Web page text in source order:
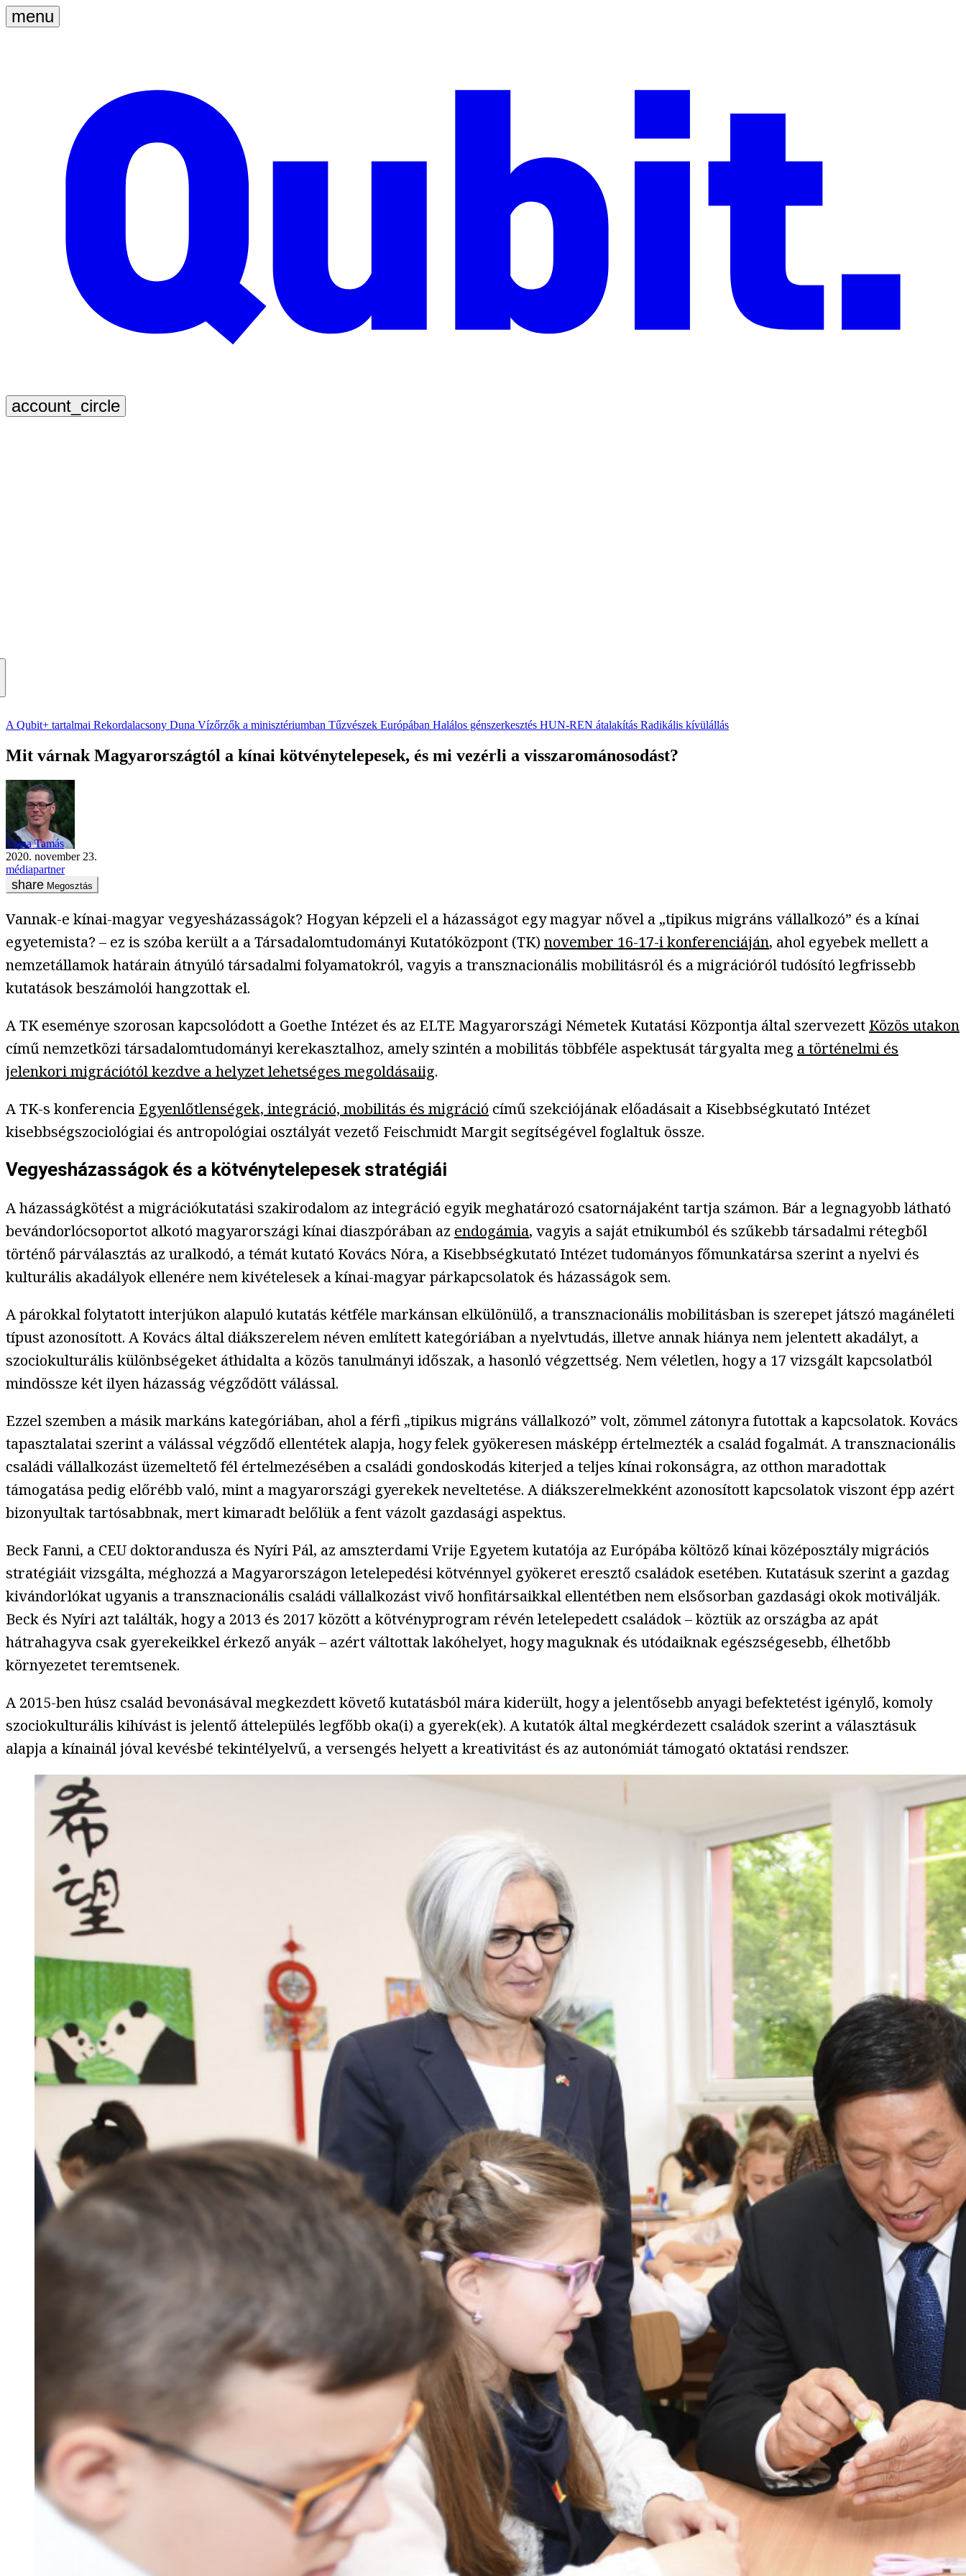
A Qubit+ tartalmai Rekordalacsony Duna Vízőrzők a minisztériumban Tűzvészek Európában Halálos génszerkesztés HUN-REN átalakítás Radikális kívülállás
Mit várnak Magyarországtól a kínai kötvénytelepesek, és mi vezérli a visszarománosodást?
Vajna Tamás
2020. november 23.
médiapartner
Megosztás
Vannak-e kínai-magyar vegyesházasságok? Hogyan képzeli el a házasságot egy magyar nővel a „tipikus migráns vállalkozó” és a kínai
egyetemista? – ez is szóba került a a Társadalomtudományi Kutatóközpont (TK) november 16-17-i konferenciáján, ahol egyebek mellett a
nemzetállamok határain átnyúló társadalmi folyamatokról, vagyis a transznacionális mobilitásról és a migrációról tudósító legfrissebb
kutatások beszámolói hangzottak el.
A TK eseménye szorosan kapcsolódott a Goethe Intézet és az ELTE Magyarországi Németek Kutatási Központja által szervezett Közös utakon
című nemzetközi társadalomtudományi kerekasztalhoz, amely szintén a mobilitás többféle aspektusát tárgyalta meg a történelmi és
jelenkori migrációtól kezdve a helyzet lehetséges megoldásaiig.
A TK-s konferencia Egyenlőtlenségek, integráció, mobilitás és migráció című szekciójának előadásait a Kisebbségkutató Intézet
kisebbségszociológiai és antropológiai osztályát vezető Feischmidt Margit segítségével foglaltuk össze.
Vegyesházasságok és a kötvénytelepesek stratégiái
A házasságkötést a migrációkutatási szakirodalom az integráció egyik meghatározó csatornájaként tartja számon. Bár a legnagyobb látható
bevándorlócsoportot alkotó magyarországi kínai diaszpórában az endogámia, vagyis a saját etnikumból és szűkebb társadalmi rétegből
történő párválasztás az uralkodó, a témát kutató Kovács Nóra, a Kisebbségkutató Intézet tudományos főmunkatársa szerint a nyelvi és
kulturális akadályok ellenére nem kivételesek a kínai-magyar párkapcsolatok és házasságok sem.
A párokkal folytatott interjúkon alapuló kutatás kétféle markánsan elkülönülő, a transznacionális mobilitásban is szerepet játszó magánéleti
típust azonosított. A Kovács által diákszerelem néven említett kategóriában a nyelvtudás, illetve annak hiánya nem jelentett akadályt, a
szociokulturális különbségeket áthidalta a közös tanulmányi időszak, a hasonló végzettség. Nem véletlen, hogy a 17 vizsgált kapcsolatból
mindössze két ilyen házasság végződött válással.
Ezzel szemben a másik markáns kategóriában, ahol a férfi „tipikus migráns vállalkozó” volt, zömmel zátonyra futottak a kapcsolatok. Kovács
tapasztalatai szerint a válással végződő ellentétek alapja, hogy felek gyökeresen másképp értelmezték a család fogalmát. A transznacionális
családi vállalkozást üzemeltető fél értelmezésében a családi gondoskodás kiterjed a teljes kínai rokonságra, az otthon maradottak
támogatása pedig előrébb való, mint a magyarországi gyerekek neveltetése. A diákszerelmekként azonosított kapcsolatok viszont épp azért
bizonyultak tartósabbnak, mert kimaradt belőlük a fent vázolt gazdasági aspektus.
Beck Fanni, a CEU doktorandusza és Nyíri Pál, az amszterdami Vrije Egyetem kutatója az Európába költöző kínai középosztály migrációs
stratégiáit vizsgálta, méghozzá a Magyarországon letelepedési kötvénnyel gyökeret eresztő családok esetében. Kutatásuk szerint a gazdag
kivándorlókat ugyanis a transznacionális családi vállalkozást vivő honfitársaikkal ellentétben nem elsősorban gazdasági okok motiválják.
Beck és Nyíri azt találták, hogy a 2013 és 2017 között a kötvényprogram révén letelepedett családok – köztük az országba az apát
hátrahagyva csak gyerekeikkel érkező anyák – azért váltottak lakóhelyet, hogy maguknak és utódaiknak egészségesebb, élhetőbb
környezetet teremtsenek.
A 2015-ben húsz család bevonásával megkezdett követő kutatásból mára kiderült, hogy a jelentősebb anyagi befektetést igénylő, komoly
szociokulturális kihívást is jelentő áttelepülés legfőbb oka(i) a gyerek(ek). A kutatók által megkérdezett családok szerint a választásuk
alapja a kínainál jóval kevésbé tekintélyelvű, a versengés helyett a kreativitást és az autonómiát támogató oktatási rendszer.